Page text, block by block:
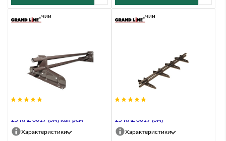
25 RAL 8017 (3м) кап рем
В наличии
Характеристики
25 RAL 8019 (3м)
В наличии
Характеристики